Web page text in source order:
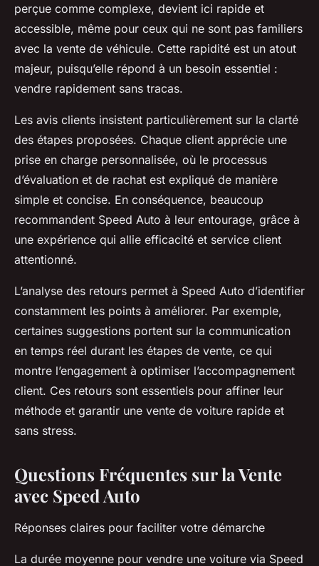
perçue comme complexe, devient ici rapide et
accessible, même pour ceux qui ne sont pas familiers
avec la vente de véhicule. Cette rapidité est un atout
majeur, puisqu’elle répond à un besoin essentiel :
vendre rapidement sans tracas.
Les avis clients insistent particulièrement sur la clarté
des étapes proposées. Chaque client apprécie une
prise en charge personnalisée, où le processus
d’évaluation et de rachat est expliqué de manière
simple et concise. En conséquence, beaucoup
recommandent Speed Auto à leur entourage, grâce à
une expérience qui allie efficacité et service client
attentionné.
L’analyse des retours permet à Speed Auto d’identifier
constamment les points à améliorer. Par exemple,
certaines suggestions portent sur la communication
en temps réel durant les étapes de vente, ce qui
montre l’engagement à optimiser l’accompagnement
client. Ces retours sont essentiels pour affiner leur
méthode et garantir une vente de voiture rapide et
sans stress.
Questions Fréquentes sur la Vente
avec Speed Auto
Réponses claires pour faciliter votre démarche
La durée moyenne pour vendre une voiture via Speed